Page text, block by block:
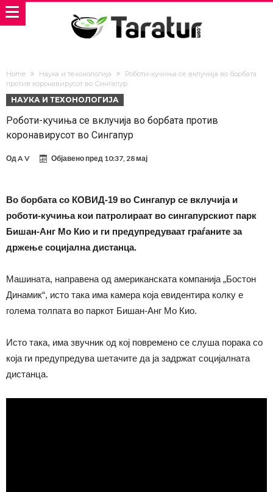
Home Наука и техонологија
Роботи-кучиња се вклучија во борбата
против коронавирусот во Сингапур
НАУКА И ТЕХОНОЛОГИЈА
Роботи-кучиња се вклучија во борбата против
коронавирусот во Сингапур
ОдA V Објавено пред 10:37, 28 мај
Во борбата со КОВИД-19 во Сингапур се вклучија и
роботи-кучиња кои патролираат во сингапурскиот парк
Бишан-Анг Мо Кио и ги предупредуваат граѓаните за
држење социјална дистанца.
Машината, направена од американската компанија „Бостон
Динамик“, исто така има камера која евидентира колку е
голема толпата во паркот Бишан-Анг Мо Кио.
Исто така, има звучник од кој повремено се слуша порака со
која ги предупредува шетачите да ја задржат социјалната
дистанца.